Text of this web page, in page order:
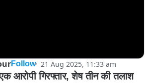
Follow 21 Aug 2025, 11:33 am
आरोपी गिरफ्तार, शेष तीन की तलाश